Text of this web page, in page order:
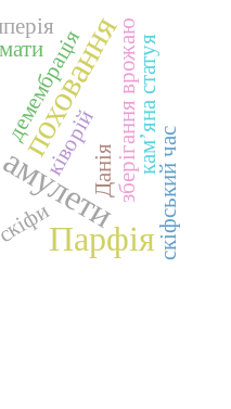
амулети
Парфія
поховання
демембрація
скіфський час
зберігання врожаю
Данія кам’яна статуя
скіфи
ківорій